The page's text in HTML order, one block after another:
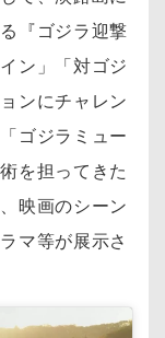
『ゴジラ迎撃
ン」「対ゴジ
ンにチャレン
ゴジラミュー
を担ってきた
映画のシーン
マ等が展示さ